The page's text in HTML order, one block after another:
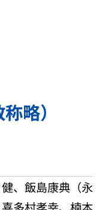
略）
、飯島康典（永
多村孝幸、楠本